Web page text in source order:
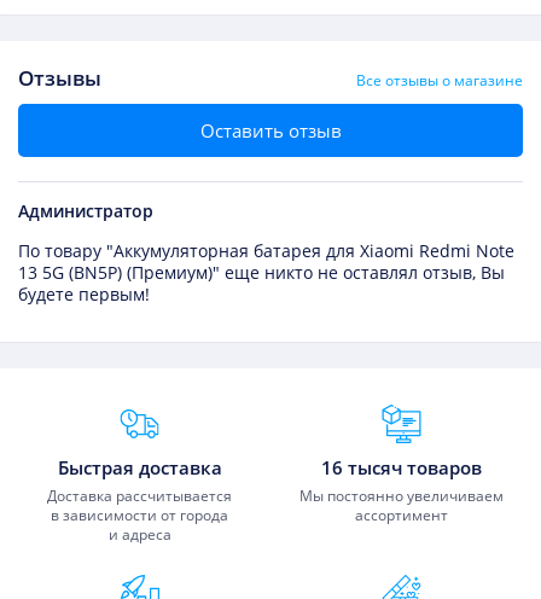
Отзывы Все отзывы о магазине
Оставить отзыв
Администратор
По товару "Аккумуляторная батарея для Xiaomi Redmi Note
13 5G (BN5P) (Премиум)" еще никто не оставлял отзыв, Вы
будете первым!
Преимущества Fixmobile
Быстрая доставка
Доставка рассчитывается
в зависимости от города
и адреса
16 тысяч товаров
Мы постоянно увеличиваем
ассортимент